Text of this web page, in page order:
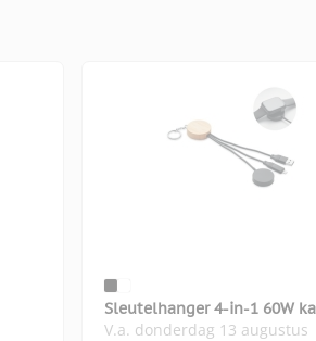
Sleutelhanger 4-in-1 60W
V.a. donderdag 13 augustus